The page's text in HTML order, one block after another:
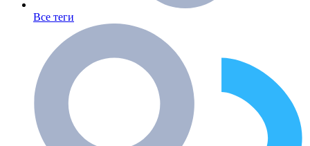
Все теги